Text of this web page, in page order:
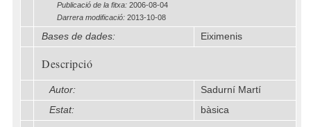
Publicació de la fitxa: 2006-08-04
Darrera modificació: 2013-10-08
Bases de dades: Eiximenis
Descripció
Autor:
Sadurní Martí
Estat:
bàsica